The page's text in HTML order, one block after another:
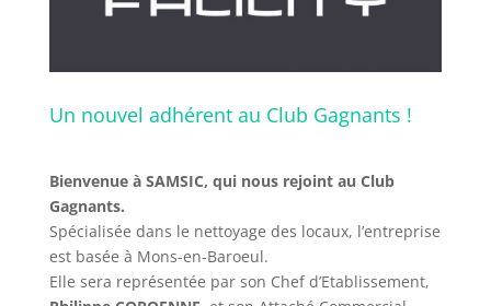
Un nouvel adhérent au Club Gagnants !
Bienvenue à SAMSIC, qui nous rejoint au Club
Gagnants.
Spécialisée dans le nettoyage des locaux, l’entreprise
est basée à Mons-en-Baroeul.
Elle sera représentée par son Chef d’Etablissement,